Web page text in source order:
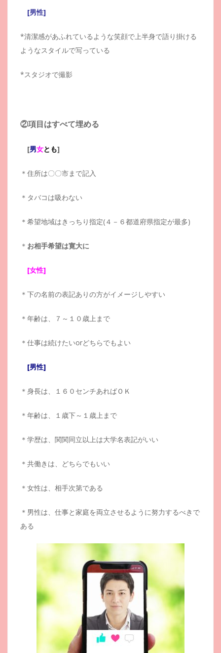
[男性]
*清潔感があふれているような笑顔で上半身で語り掛ける
ようなスタイルで写っている
*スタジオで撮影
②項目はすべて埋める
[男女とも]
＊住所は〇〇市まで記入
＊タバコは吸わない
＊希望地域はきっちり指定(４－６都道府県指定が最多)
＊ お相手希望は寛大に
[女性]
＊下の名前の表記ありの方がイメージしやすい
＊年齢は、７～１０歳上まで
＊仕事は続けたいorどちらでもよい
[男性]
＊身長は、１６０センチあればＯＫ
＊年齢は、１歳下～１歳上まで
＊学歴は、関関同立以上は大学名表記がいい
＊共働きは、どちらでもいい
＊女性は、相手次第である
＊男性は、仕事と家庭を両立させるように努力するべきで
ある